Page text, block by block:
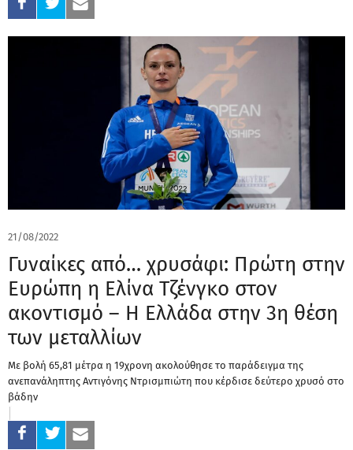
21/08/2022
Γυναίκες από… χρυσάφι: Πρώτη στην
Ευρώπη η Ελίνα Τζένγκο στον
ακοντισμό – Η Ελλάδα στην 3η θέση
των μεταλλίων
Με βολή 65,81 μέτρα η 19χρονη ακολούθησε το παράδειγμα της
ανεπανάληπτης Αντιγόνης Ντρισμπιώτη που κέρδισε δεύτερο χρυσό στο
βάδην